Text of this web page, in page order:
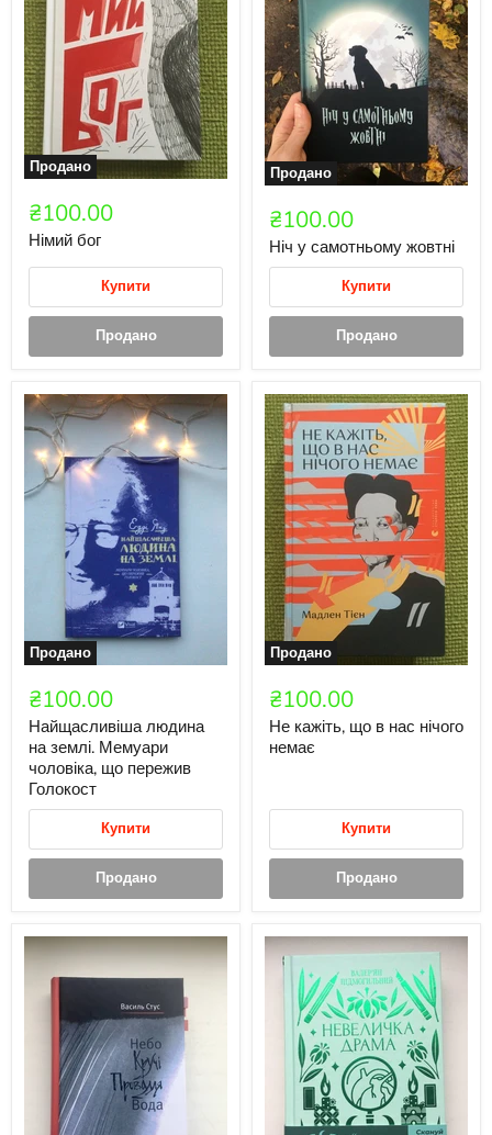
Продано
₴100.00
Німий бог
Купити
Продано
Продано
₴100.00
Ніч у самотньому жовтні
Купити
Продано
Продано
₴100.00
Найщасливіша людина
на землі. Мемуари
чоловіка, що пережив
Голокост
Купити
Продано
Продано
₴100.00
Не кажіть, що в нас нічого
немає
Купити
Продано